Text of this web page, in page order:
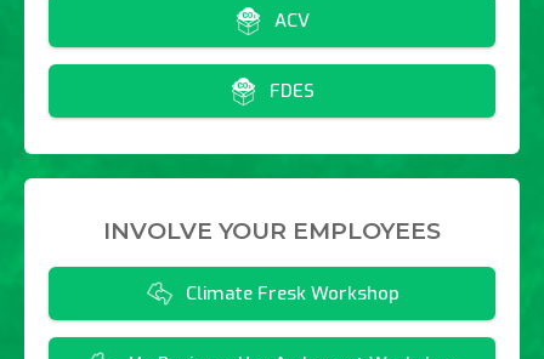
ACV
FDES
INVOLVE YOUR EMPLOYEES
Climate Fresk Workshop